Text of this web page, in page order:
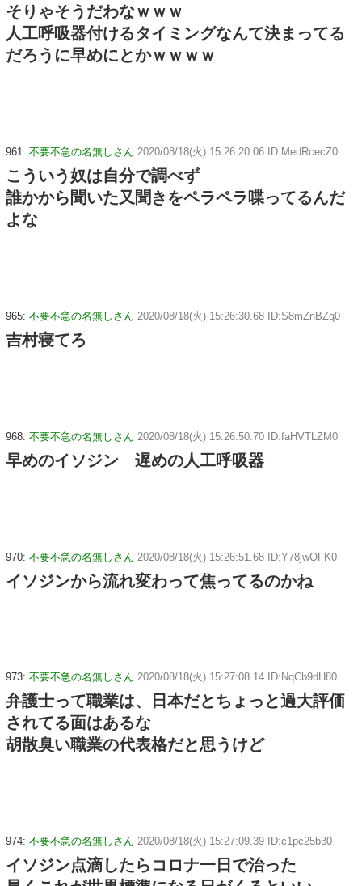
そりゃそうだわなｗｗｗ
人工呼吸器付けるタイミングなんて決まってる
だろうに早めにとかｗｗｗｗ
961: 不要不急の名無しさん 2020/08/18(火) 15:26:20.06 ID:MedRcecZ0
こういう奴は自分で調べず
誰かから聞いた又聞きをペラペラ喋ってるんだ
よな
965: 不要不急の名無しさん 2020/08/18(火) 15:26:30.68 ID:S8mZnBZq0
吉村寝てろ
968: 不要不急の名無しさん 2020/08/18(火) 15:26:50.70 ID:faHVTLZM0
早めのイソジン 遅めの人工呼吸器
970: 不要不急の名無しさん 2020/08/18(火) 15:26:51.68 ID:Y78jwQFK0
イソジンから流れ変わって焦ってるのかね
973: 不要不急の名無しさん 2020/08/18(火) 15:27:08.14 ID:NqCb9dH80
弁護士って職業は、日本だとちょっと過大評価
されてる面はあるな
胡散臭い職業の代表格だと思うけど
974: 不要不急の名無しさん 2020/08/18(火) 15:27:09.39 ID:c1pc25b30
イソジン点滴したらコロナ一日で治った